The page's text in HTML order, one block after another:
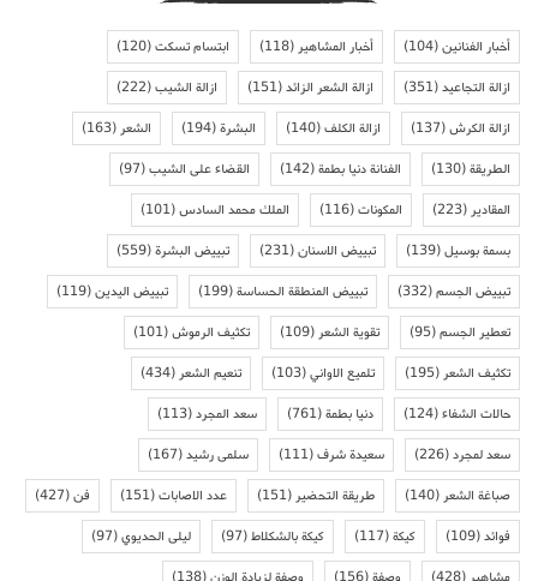
أخبار الفنانين(104) أخبار المشاهير(118) ابتسام تسكت(120)
ازالة التجاعيد(351) ازالة الشعر الزائد(151) ازالة الشيب(222)
ازالة الكرش(137) ازالة الكلف(140) البشرة(194) الشعر(163)
الطريقة(130) الفنانة دنيا بطمة(142) القضاء على الشيب(97)
المقادير(223) المكونات(116) الملك محمد السادس(101)
بسمة بوسيل(139) تبييض الاسنان(231) تبييض البشرة(559)
تبييض الجسم(332) تبييض المنطقة الحساسة(199) تبييض اليدين(119)
تعطير الجسم(95) تقوية الشعر(109) تكثيف الرموش(101)
تكثيف الشعر(195) تلميع الاواني(103) تنعيم الشعر(434)
حالات الشفاء(124) دنيا بطمة(761) سعد المجرد(113)
سعد لمجرد(226) سعيدة شرف(111) سلمى رشيد(167)
صباغة الشعر(140) طريقة التحضير(151) عدد الاصابات(151) فن(427)
فوائد(109) كيكة(117) كيكة بالشكلاط(97) ليلى الحديوي(97)